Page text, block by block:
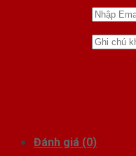
Đánh giá (0)